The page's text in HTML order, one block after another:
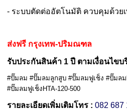
- ระบบตัดต่ออัตโนมัติ ควบคุมด้วย
ส่งฟรี กรุงเทพ-ปริมณฑล
รับประกันสินค้า 1 ปี ตามเงื่อนไขบ
#ปั๊มลม #ปั๊มลมลูกสูบ #ปั๊มลมฟูเช็ง #ปั๊มลม
#ปั๊มลมฟูเช็งHTA-120-500
รายละเอียดเพิ่มเติมโทร :082 687